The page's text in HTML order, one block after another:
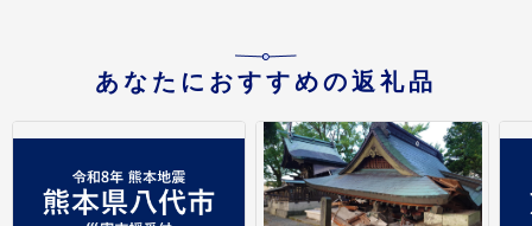
あなたにおすすめの返礼品